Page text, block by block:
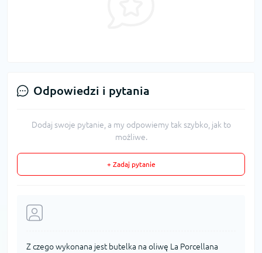
Odpowiedzi i pytania
Dodaj swoje pytanie, a my odpowiemy tak szybko, jak to
możliwe.
+ Zadaj pytanie
Z czego wykonana jest butelka na oliwę La Porcellana